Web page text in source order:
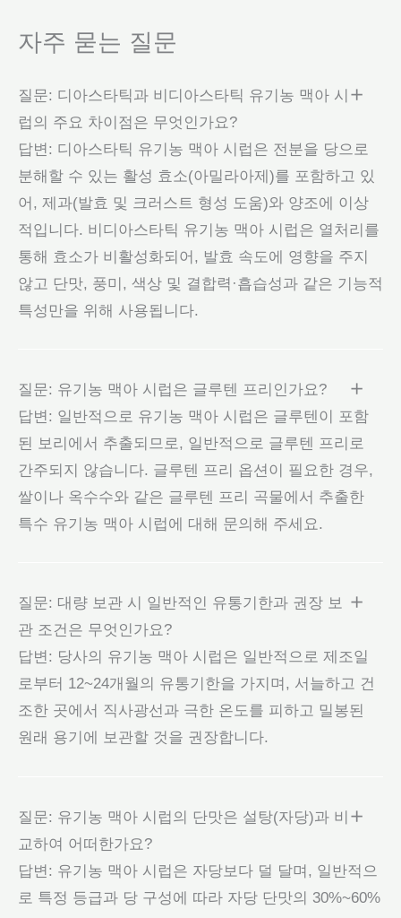
자주 묻는 질문
질문: 디아스타틱과 비디아스타틱 유기농 맥아 시
럽의 주요 차이점은 무엇인가요?
답변: 디아스타틱 유기농 맥아 시럽은 전분을 당으로
분해할 수 있는 활성 효소(아밀라아제)를 포함하고 있
어, 제과(발효 및 크러스트 형성 도움)와 양조에 이상
적입니다. 비디아스타틱 유기농 맥아 시럽은 열처리를
통해 효소가 비활성화되어, 발효 속도에 영향을 주지
않고 단맛, 풍미, 색상 및 결합력·흡습성과 같은 기능적
특성만을 위해 사용됩니다.
질문: 유기농 맥아 시럽은 글루텐 프리인가요?
답변: 일반적으로 유기농 맥아 시럽은 글루텐이 포함
된 보리에서 추출되므로, 일반적으로 글루텐 프리로
간주되지 않습니다. 글루텐 프리 옵션이 필요한 경우,
쌀이나 옥수수와 같은 글루텐 프리 곡물에서 추출한
특수 유기농 맥아 시럽에 대해 문의해 주세요.
질문: 대량 보관 시 일반적인 유통기한과 권장 보
관 조건은 무엇인가요?
답변: 당사의 유기농 맥아 시럽은 일반적으로 제조일
로부터 12~24개월의 유통기한을 가지며, 서늘하고 건
조한 곳에서 직사광선과 극한 온도를 피하고 밀봉된
원래 용기에 보관할 것을 권장합니다.
질문: 유기농 맥아 시럽의 단맛은 설탕(자당)과 비
교하여 어떠한가요?
답변: 유기농 맥아 시럽은 자당보다 덜 달며, 일반적으
로 특정 등급과 당 구성에 따라 자당 단맛의 30%~60%